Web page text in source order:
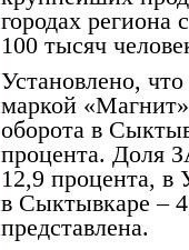
городах региона
100 тысяч
Установлено,
маркой
оборота в
процента. Доля
12,9 процента,
в Сыктывкаре –
представлена.